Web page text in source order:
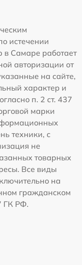
истечении
в Самаре работает
авторизации от
на сайте,
характер и
п. 2 ст. 437
марки
техники, с
не
товарных
Все виды
на
гражданском
ГК РФ.